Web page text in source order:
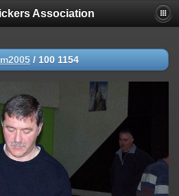
Association
/ 100 1154